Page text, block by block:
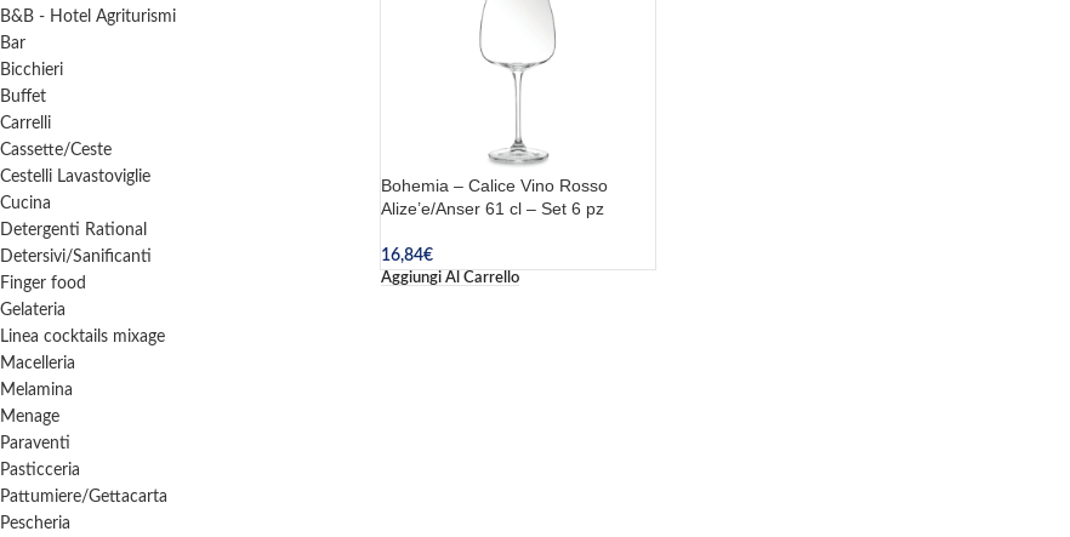
B&B - Hotel Agriturismi
Bar
Bicchieri
Buffet
Carrelli
Cassette/Ceste
Cestelli Lavastoviglie
Cucina
Detergenti Rational
Detersivi/Sanificanti
Finger food
Gelateria
Linea cocktails mixage
Macelleria
Melamina
Menage
Paraventi
Pasticceria
Pattumiere/Gettacarta
Pescheria
Bohemia – Calice Vino Rosso
Alize’e/Anser 61 cl – Set 6 pz
16,84€
Aggiungi Al Carrello